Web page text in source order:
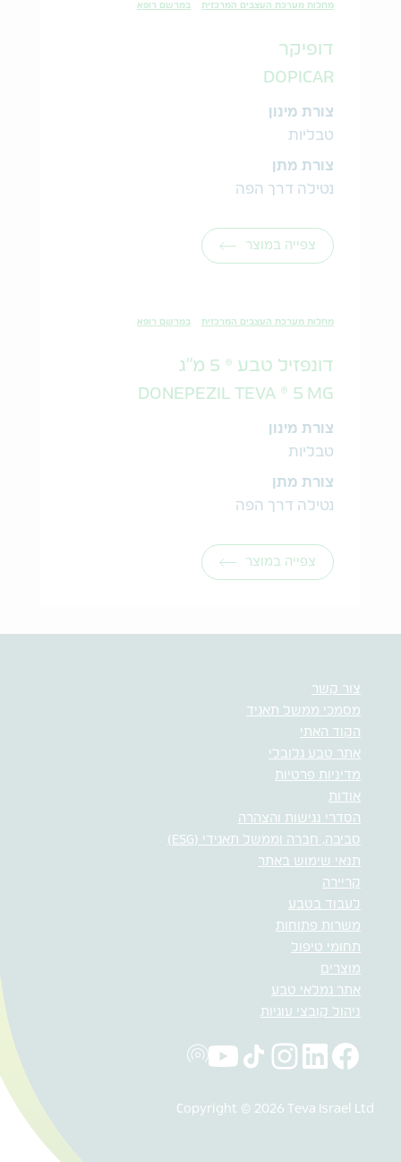
מחלות מערכת העצבים המרכזית במרשם רופא
דופיקר
DOPICAR
צורת מינון
טבליות
צורת מתן
נטילה דרך הפה
צפייה במוצר
מחלות מערכת העצבים המרכזית במרשם רופא
דונפזיל טבע ® 5 מ"ג
DONEPEZIL TEVA ® 5 MG
צורת מינון
טבליות
צורת מתן
נטילה דרך הפה
צפייה במוצר
צור קשר
מסמכי ממשל תאגיד
הקוד האתי
אתר טבע גלובלי
מדיניות פרטיות
אודות
הסדרי נגישות והצהרה
סביבה, חברה וממשל תאגידי (ESG)
תנאי שימוש באתר
קריירה
לעבוד בטבע
משרות פתוחות
תחומי טיפול
מוצרים
אתר גמלאי טבע
ניהול קובצי עוגיות
Copyright © 2026 Teva Israel Ltd